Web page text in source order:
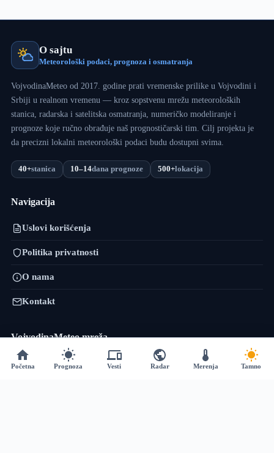
O sajtu
Meteorološki podaci, prognoza i osmatranja
VojvodinaMeteo od 2017. godine prati vremenske prilike u Vojvodini i
Srbiji u realnom vremenu — kroz sopstvenu mrežu meteoroloških
stanica, radarska i satelitska osmatranja, numeričko modeliranje i
prognoze koje ručno obrađuje naš prognostičarski tim. Cilj projekta je
da precizni lokalni meteorološki podaci budu dostupni svima.
40+stanica 10–14dana prognoze 500+lokacija
Navigacija
Uslovi korišćenja
Politika privatnosti
O nama
Kontakt
VojvodinaMeteo mreža
VremePrognoza.rs je sestrinski projekat VojvodinaMeteo tima: isti
pristup — precizni lokalni podaci, numeričko modeliranje i sopstvena
Početna Prognoza Vesti Radar Merenja Tamno